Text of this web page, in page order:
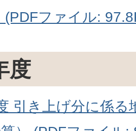
(PDFファイル:
度
引き上げ分に係る